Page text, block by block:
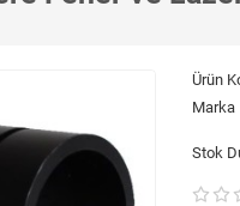
Ürün
Marka